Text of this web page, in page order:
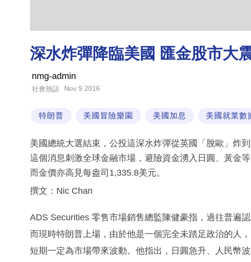
深水炸彈降臨美國 匯金股市大
nmg-admin
社會熱話 Nov 9 2016
特朗普 美國冒險樂園 美國加息 美國就業數
美國總統大選結束，公投這深水炸彈從英國「脫歐」炸
這個消息刺激全球金融市場，避險資金湧入日圓、黃金
而金價亦高見每盎司1,335.8美元。
撰文：Nic Chan
ADS Securities 零售市場銷售總監陳健豪指，過往普遍
而現時特朗普上場，由於他是一個完全未踏足政治的人
短期一定為市場帶來波動。他指出，日圓急升、人民幣